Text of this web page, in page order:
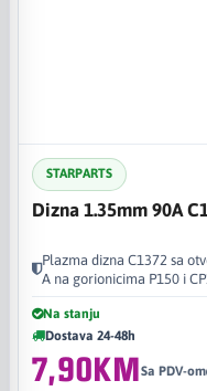
STARPARTS
Dizna 1.35mm 90A
Plazma dizna C1372 sa
A na gorionicima P150 i
Na stanju
Dostava 24-48h
7,90KMSa PDV-om